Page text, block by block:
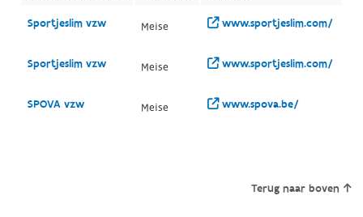
Sportjeslim vzw Meise www.sportjeslim.com/
Sportjeslim vzw Meise www.sportjeslim.com/
SPOVA vzw Meise www.spova.be/
Terug naar boven